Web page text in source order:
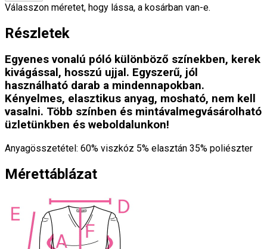
Válasszon méretet, hogy lássa, a kosárban van-e.
Részletek
Egyenes vonalú póló különböző színekben, kerek
kivágással, hosszú ujjal. Egyszerű, jól
használható darab a mindennapokban.
Kényelmes, elasztikus anyag, mosható, nem kell
vasalni. Több színben és mintávalmegvásárolható
üzletünkben és weboldalunkon!
Anyagösszetétel: 60% viszkóz 5% elasztán 35% poliészter
Mérettáblázat